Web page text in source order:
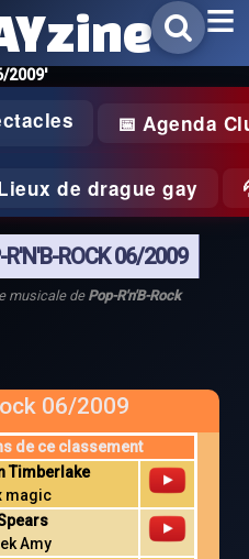
2009'
📅 Agenda
de drague gay
ROCK 06/2009
musicale de Pop-R'n'B-Rock
06/2009
de ce classement
Timberlake
magic
Amy